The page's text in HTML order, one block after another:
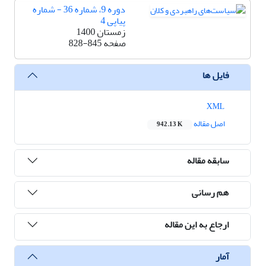
دوره 9، شماره 36 - شماره
پیاپی 4
زمستان 1400
صفحه828-845
فایل ها
اصل مقاله
942.13 K
سابقه مقاله
هم رسانی
ارجاع به این مقاله
آمار